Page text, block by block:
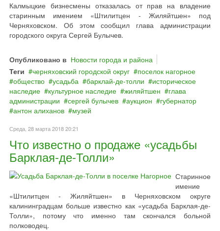
Калмыцкие бизнесмены отказалась от прав на владение
старинным имением «Штилитцен - Жиляйтшен» под
Черняховском. Об этом сообщил глава администрации
городского округа Сергей Булычев.
Опубликовано в Новости города и района
Теги
черняховский городской округ
поселок нагорное
общество
усадьба барклай‐де‐толли
историческое
наследие
культурное наследие жиляйтшен
глава
администрации
сергей булычев аукцион
губернатор
антон алиханов
музей
Среда, 28 марта 2018 20:21
Что известно о продаже «усадьбы
Барклая-де-Толли»
Старинное
имение
«Штилитцен - Жиляйтшен» в Черняховском округе
калининградцам больше известно как «усадьба Барклая-де-
Толли», потому что именно там скончался больной
полководец.